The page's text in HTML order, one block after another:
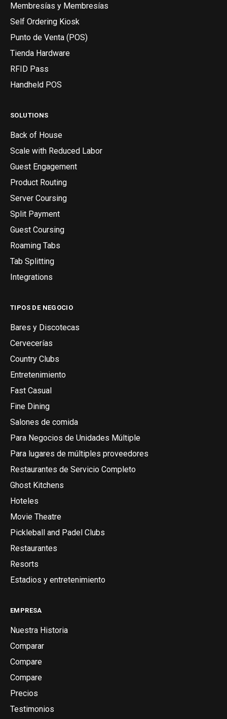
Membresías y Membresías
Self Ordering Kiosk
Punto de Venta (POS)
Tienda Hardware
RFID Pass
Handheld POS
SOLUTIONS
Back of House
Scale with Reduced Labor
Guest Engagement
Product Routing
Server Coursing
Split Payment
Guest Coursing
Roaming Tabs
Tab Splitting
Integrations
TIPOS DE NEGOCIO
Bares y Discotecas
Cervecerías
Country Clubs
Entretenimiento
Fast Casual
Fine Dining
Salones de comida
Para Negocios de Unidades Múltiple
Para lugares de múltiples proveedores
Restaurantes de Servicio Completo
Ghost Kitchens
Hoteles
Movie Theatre
Pickleball and Padel Clubs
Restaurantes
Resorts
Estadios y entretenimiento
EMPRESA
Nuestra Historia
Comparar
Compare
Compare
Precios
Testimonios